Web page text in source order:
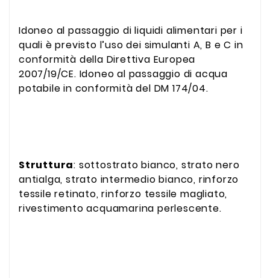
Idoneo al passaggio di liquidi alimentari per i
quali è previsto l’uso dei simulanti A, B e C in
conformità della Direttiva Europea
2007/19/CE. Idoneo al passaggio di acqua
potabile in conformità del DM 174/04.
Struttura: sottostrato bianco, strato nero
antialga, strato intermedio bianco, rinforzo
tessile retinato, rinforzo tessile magliato,
rivestimento acquamarina perlescente.